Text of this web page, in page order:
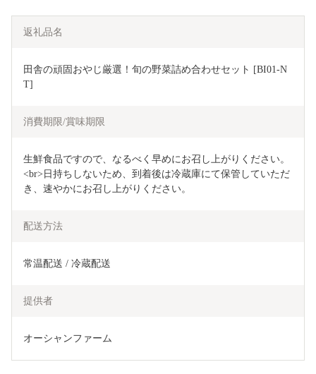
返礼品名
田舎の頑固おやじ厳選！旬の野菜詰め合わせセット [BI01-N
T]
消費期限/賞味期限
生鮮食品ですので、なるべく早めにお召し上がりください。
<br>日持ちしないため、到着後は冷蔵庫にて保管していただ
き、速やかにお召し上がりください。
配送方法
常温配送 / 冷蔵配送
提供者
オーシャンファーム